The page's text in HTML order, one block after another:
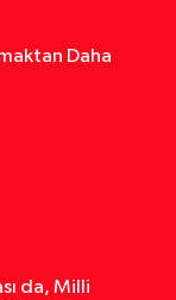
Daha
da, Milli